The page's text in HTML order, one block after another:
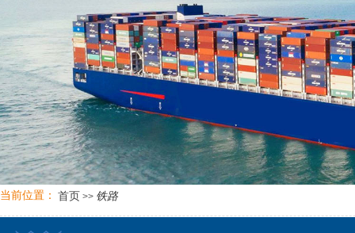
当前位置： 首页 >> 铁路